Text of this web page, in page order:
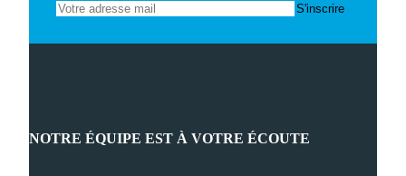
NOTRE ÉQUIPE EST À VOTRE ÉCOUTE